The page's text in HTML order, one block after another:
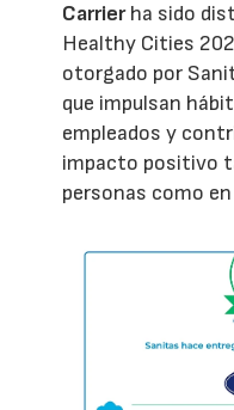
Carrierha sido
Healthy Cities
otorgado por
que impulsan
empleados y
impacto positivo
personas como